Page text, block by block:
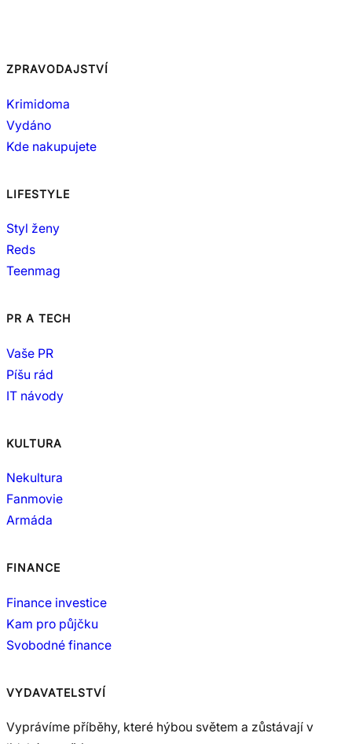
ZPRAVODAJSTVÍ
Krimidoma
Vydáno
Kde nakupujete
LIFESTYLE
Styl ženy
Reds
Teenmag
PR A TECH
Vaše PR
Píšu rád
IT návody
KULTURA
Nekultura
Fanmovie
Armáda
FINANCE
Finance investice
Kam pro půjčku
Svobodné finance
VYDAVATELSTVÍ
Vyprávíme příběhy, které hýbou světem a zůstávají v